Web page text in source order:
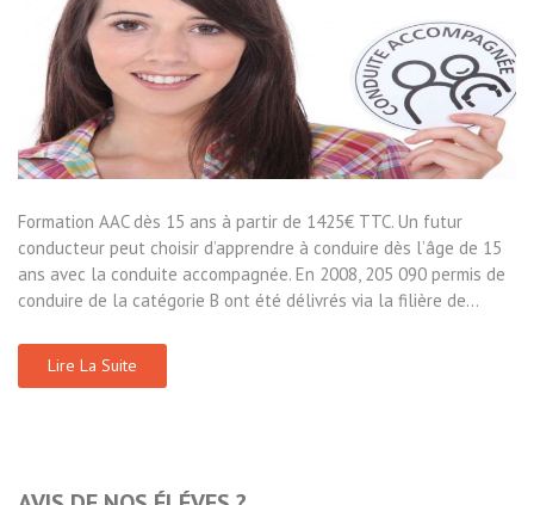
Formation AAC dès 15 ans à partir de 1425€ TTC. Un futur
conducteur peut choisir d’apprendre à conduire dès l’âge de 15
ans avec la conduite accompagnée. En 2008, 205 090 permis de
conduire de la catégorie B ont été délivrés via la filière de…
Lire La Suite